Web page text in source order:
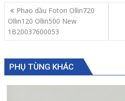
Post
navigation
Phao dầu Foton Ollin720
Ollin120 Ollin500 New
1B20037600053
PHỤ TÙNG KHÁC